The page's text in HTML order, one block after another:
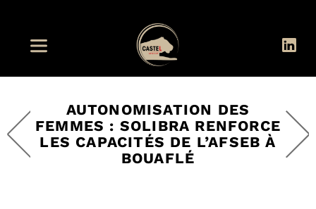
AUTONOMISATION DES
FEMMES : SOLIBRA RENFORCE
LES CAPACITÉS DE L’AFSEB À
BOUAFLÉ